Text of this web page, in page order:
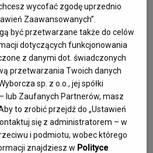
nauczamy, że wszystko
z przyczyn – wyjaśnia Lama
główny lama buddyjskiego
koło Grodziska
ciało powstało z
niematerialna świadomość
świadomości jakiejś
wcześniej.
wycofać zgodę uprzednio
Zaawansowanych”.
być przetwarzane także do celów
dotyczących funkcjonowania
z danymi dot. świadczonych
przetwarzania Twoich danych
sp. z o.o., jej spółki
lub Zaufanych Partnerów, masz
to zrobić przejdź do „Ustawień
się z administratorem – w
i podmiotu, wobec którego
znajdziesz w Polityce